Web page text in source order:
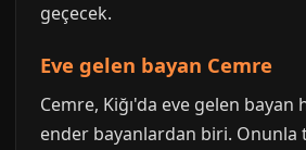
geçecek.
Eve gelen bayan Cemre
Cemre, Kiğı'da eve gelen bayan
ender bayanlardan biri. Onunla